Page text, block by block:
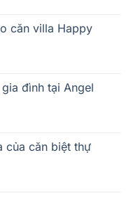
căn villa Happy
đình tại Angel
của căn biệt thự